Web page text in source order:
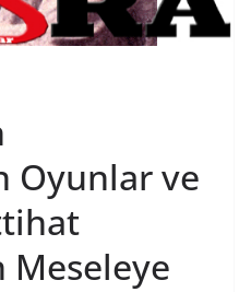
Oyunlar ve
Meseleye